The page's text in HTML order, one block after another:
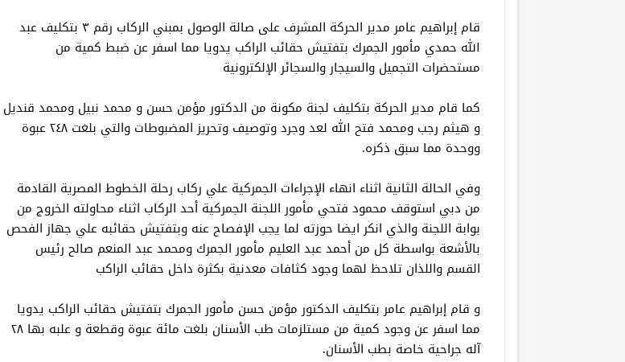
قام إبراهيم عامر مدير الحركة المشرف على صالة الوصول بمبني الركاب رقم ٣ بتكليف عبد
الله حمدي مأمور الجمرك بتفتيش حقائب الراكب يدويا مما اسفر عن ضبط كمية من
مستحضرات التجميل والسيجار والسجائر الإلكترونية
كما قام مدير الحركة بتكليف لجنة مكونة من الدكتور مؤمن حسن و محمد نبيل ومحمد قنديل
و هيثم رجب ومحمد فتح الله لعد وجرد وتوصيف وتحريز المضبوطات والتي بلغت ٢٤٨ عبوة
ووحدة مما سبق ذكره.
وفي الحالة الثانية اثناء انهاء الإجراءات الجمركية علي ركاب رحلة الخطوط المصرية القادمة
من دبي استوقف محمود فتحي مأمور اللجنة الجمركية أحد الركاب اثناء محاولته الخروج من
بوابة اللجنة والذي انكر ايضا حوزته لما يجب الإفصاح عنه وبتفتيش حقائبه علي جهاز الفحص
بالأشعة بواسطة كل من أحمد عبد العليم مأمور الجمرك ومحمد عبد المنعم صالح رئيس
القسم واللذان تلاحظ لهما وجود كثافات معدنية بكثرة داخل حقائب الراكب
و قام إبراهيم عامر بتكليف الدكتور مؤمن حسن مأمور الجمرك بتفتيش حقائب الراكب يدويا
مما اسفر عن وجود كمية من مستلزمات طب الأسنان بلغت مائة عبوة وقطعة و علبه بها ٢٨
آله جراحية خاصة بطب الأسنان.